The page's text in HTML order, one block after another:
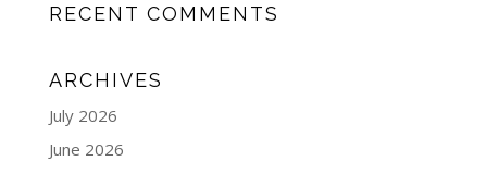
RECENT COMMENTS
ARCHIVES
July 2026
June 2026